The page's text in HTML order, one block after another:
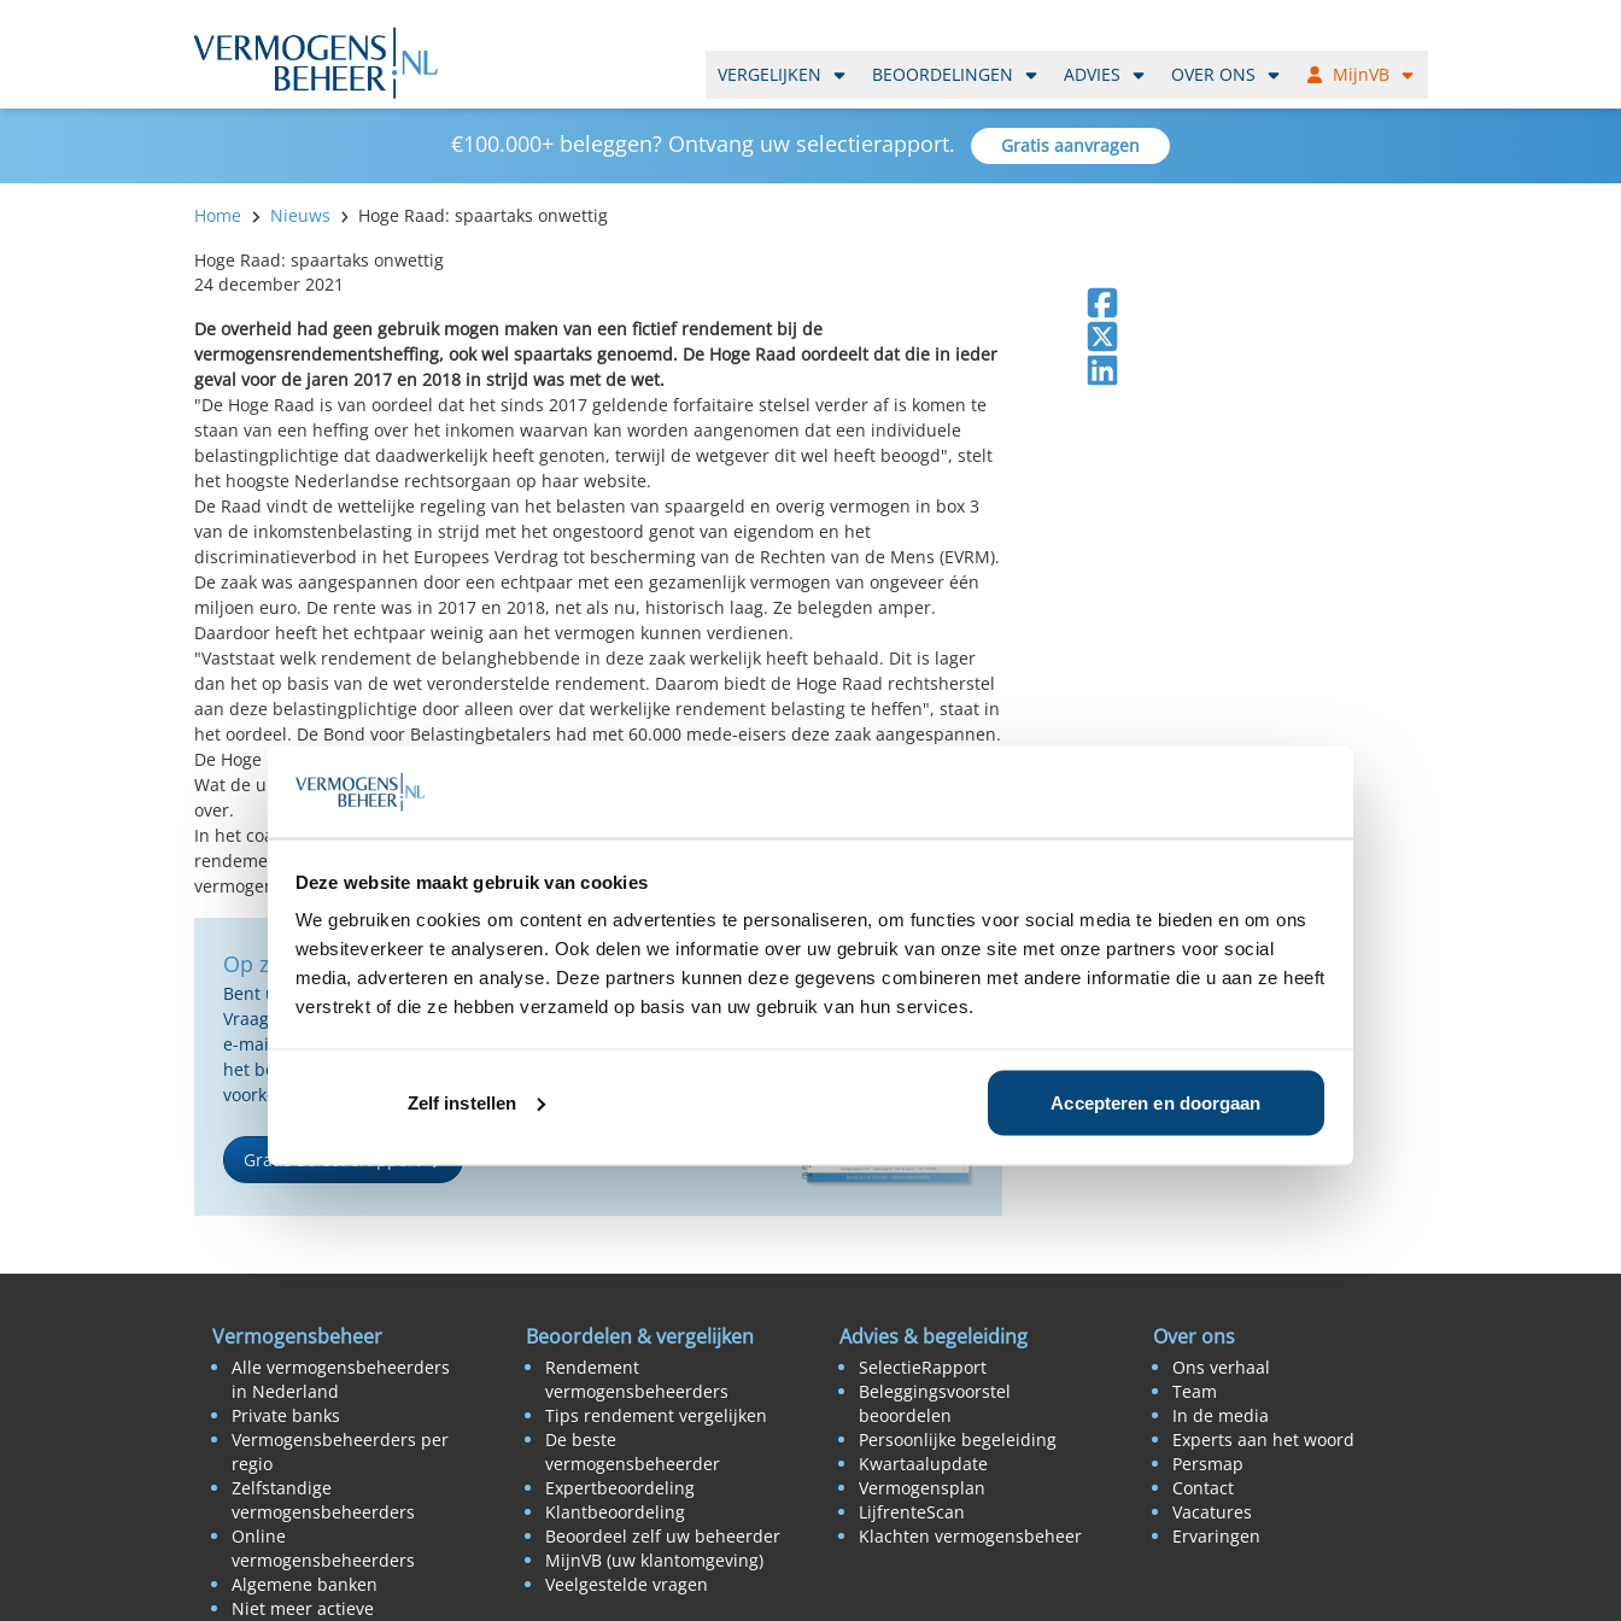
Deze website maakt gebruik van cookies
We gebruiken cookies om content en advertenties te personaliseren, om functies voor social media te bieden en om ons
websiteverkeer te analyseren. Ook delen we informatie over uw gebruik van onze site met onze partners voor social
media, adverteren en analyse. Deze partners kunnen deze gegevens combineren met andere informatie die u aan ze heeft
verstrekt of die ze hebben verzameld op basis van uw gebruik van hun services.
Zelf instellen Accepteren en doorgaan
VERGELIJKEN BEOORDELINGEN ADVIES OVER ONS MijnVB
€100.000+ beleggen? Ontvang uw selectierapport. Gratis aanvragen
Home Nieuws
Hoge Raad: spaartaks onwettig
Hoge Raad: spaartaks onwettig
24 december 2021
De overheid had geen gebruik mogen maken van een fictief rendement bij de
vermogensrendementsheffing, ook wel spaartaks genoemd. De Hoge Raad oordeelt dat die in ieder
geval voor de jaren 2017 en 2018 in strijd was met de wet.
"De Hoge Raad is van oordeel dat het sinds 2017 geldende forfaitaire stelsel verder af is komen te
staan van een heffing over het inkomen waarvan kan worden aangenomen dat een individuele
belastingplichtige dat daadwerkelijk heeft genoten, terwijl de wetgever dit wel heeft beoogd", stelt
het hoogste Nederlandse rechtsorgaan op haar website.
De Raad vindt de wettelijke regeling van het belasten van spaargeld en overig vermogen in box 3
van de inkomstenbelasting in strijd met het ongestoord genot van eigendom en het
discriminatieverbod in het Europees Verdrag tot bescherming van de Rechten van de Mens (EVRM).
De zaak was aangespannen door een echtpaar met een gezamenlijk vermogen van ongeveer één
miljoen euro. De rente was in 2017 en 2018, net als nu, historisch laag. Ze belegden amper.
Daardoor heeft het echtpaar weinig aan het vermogen kunnen verdienen.
"Vaststaat welk rendement de belanghebbende in deze zaak werkelijk heeft behaald. Dit is lager
dan het op basis van de wet veronderstelde rendement. Daarom biedt de Hoge Raad rechtsherstel
aan deze belastingplichtige door alleen over dat werkelijke rendement belasting te heffen", staat in
het oordeel. De Bond voor Belastingbetalers had met 60.000 mede-eisers deze zaak aangespannen.
De Hoge Raad heeft nu uitspraak gedaan over dit ene specifieke geval.
Wat de uitspraak betekent voor de jaren na 2018, is nog onbekend. Daar lopen nog procedures
over.
In het coalitieakkoord staan ook plannen om vanaf 2025 het nieuwe stelsel van daadwerkelijke
rendementen in te voeren. Om de tijd daartussen te overbruggen, wordt het heffingsvrije
vermogen verder verhoogd naar circa 80.000 euro.
Op zoek naar de beste vermogensbeheerder?
Bent u op zoek naar de voor u beste vermogensbeheerder?
Vraag dan gratis en geheel vrijblijvend een SelectieRapport aan. Per
e-mail ontvangt u een selectie van goede vermogensbeheerders die
het beste passen bij uw persoonlijke situatie, wensen en
voorkeuren.
Gratis Selectierapport
Deel op Facebook
Deel op X
Deel op LinkedIn
Vermogensbeheer
Alle vermogensbeheerders
in Nederland
Private banks
Vermogensbeheerders per
regio
Zelfstandige
vermogensbeheerders
Online
vermogensbeheerders
Algemene banken
Niet meer actieve
Beoordelen & vergelijken
Rendement
vermogensbeheerders
Tips rendement vergelijken
De beste
vermogensbeheerder
Expertbeoordeling
Klantbeoordeling
Beoordeel zelf uw beheerder
MijnVB (uw klantomgeving)
Veelgestelde vragen
Advies & begeleiding
SelectieRapport
Beleggingsvoorstel
beoordelen
Persoonlijke begeleiding
Kwartaalupdate
Vermogensplan
LijfrenteScan
Klachten vermogensbeheer
Over ons
Ons verhaal
Team
In de media
Experts aan het woord
Persmap
Contact
Vacatures
Ervaringen